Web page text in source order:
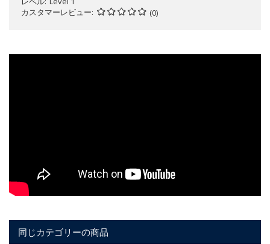
カスタマーレビュー
(0)
同じカテゴリーの商品